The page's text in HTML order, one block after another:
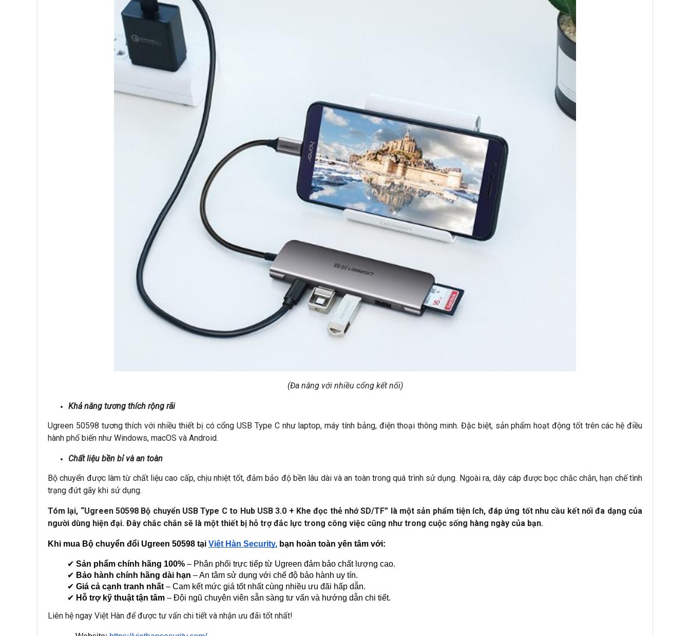
(Đa năng với nhiều cổng kết nối)
Khả năng tương thích rộng rãi
Ugreen 50598 tương thích với nhiều thiết bị có cổng USB Type C như laptop, máy tính bảng, điện thoại thông minh. Đặc biệt, sản phẩm hoạt động tốt trên các hệ điều
hành phổ biến như Windows, macOS và Android.
Chất liệu bền bỉ và an toàn
Bộ chuyển được làm từ chất liệu cao cấp, chịu nhiệt tốt, đảm bảo độ bền lâu dài và an toàn trong quá trình sử dụng. Ngoài ra, dây cáp được bọc chắc chắn, hạn chế tình
trạng đứt gãy khi sử dụng.
Tóm lại, “Ugreen 50598 Bộ chuyển USB Type C to Hub USB 3.0 + Khe đọc thẻ nhớ SD/TF” là một sản phẩm tiện ích, đáp ứng tốt nhu cầu kết nối đa dạng của
người dùng hiện đại. Đây chắc chắn sẽ là một thiết bị hỗ trợ đắc lực trong công việc cũng như trong cuộc sống hàng ngày của bạn.
Khi mua Bộ chuyển đổi Ugreen 50598 tại Việt Hàn Security, bạn hoàn toàn yên tâm với:
✔ Sản phẩm chính hãng 100% – Phân phối trực tiếp từ Ugreen đảm bảo chất lượng cao.
✔ Bảo hành chính hãng dài hạn – An tâm sử dụng với chế độ bảo hành uy tín.
✔ Giá cả cạnh tranh nhất – Cam kết mức giá tốt nhất cùng nhiều ưu đãi hấp dẫn.
✔ Hỗ trợ kỹ thuật tận tâm – Đội ngũ chuyên viên sẵn sàng tư vấn và hướng dẫn chi tiết.
Liên hệ ngay Việt Hàn để được tư vấn chi tiết và nhận ưu đãi tốt nhất!